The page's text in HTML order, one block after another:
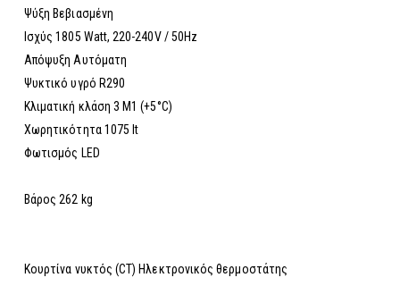
Ψύξη Βεβιασμένη
Ισχύς 1805 Watt, 220-240V / 50Hz
Απόψυξη Αυτόματη
Ψυκτικό υγρό R290
Κλιματική κλάση 3 M1 (+5°C)
Χωρητικότητα 1075 lt
Φωτισμός LED
Βάρος 262 kg
Κουρτίνα νυκτός (CT) Ηλεκτρονικός θερμοστάτης